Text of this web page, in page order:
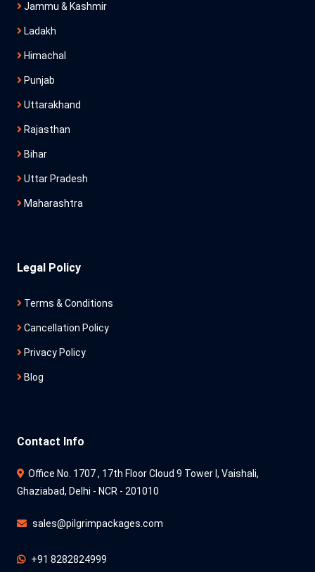
Jammu & Kashmir
Ladakh
Himachal
Punjab
Uttarakhand
Rajasthan
Bihar
Uttar Pradesh
Maharashtra
Legal Policy
Terms & Conditions
Cancellation Policy
Privacy Policy
Blog
Contact Info
Office No. 1707 , 17th Floor Cloud 9 Tower l, Vaishali,
Ghaziabad, Delhi - NCR - 201010
sales@pilgrimpackages.com
+91 8282824999